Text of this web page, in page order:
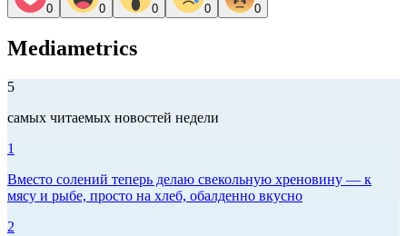
0 0 0 0 0
Mediametrics
5
самых читаемых новостей недели
1
Вместо солений теперь делаю свекольную хреновину — к
мясу и рыбе, просто на хлеб, обалденно вкусно
2